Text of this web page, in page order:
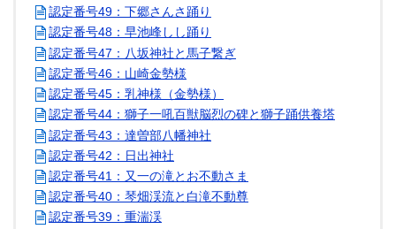
認定番号49：下郷さんさ踊り
認定番号48：早池峰しし踊り
認定番号47：八坂神社と馬子繋ぎ
認定番号46：山崎金勢様
認定番号45：乳神様（金勢様）
認定番号44：獅子一吼百獣脳烈の碑と獅子踊供養塔
認定番号43：達曽部八幡神社
認定番号42：日出神社
認定番号41：又一の滝とお不動さま
認定番号40：琴畑渓流と白滝不動尊
認定番号39：重湍渓